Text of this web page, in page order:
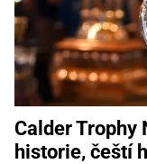
Calder Trophy
historie, čeští